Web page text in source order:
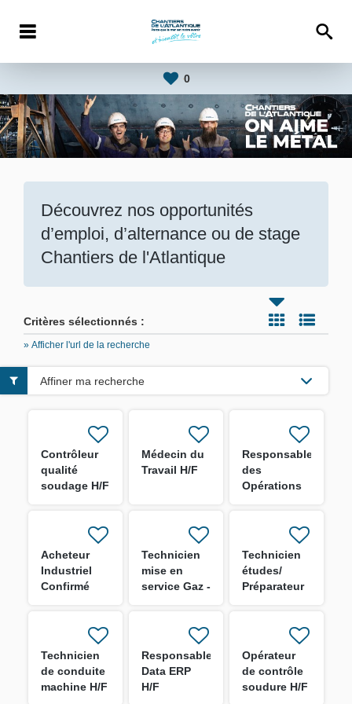
0
Découvrez nos opportunités
d’emploi, d’alternance ou de stage
Chantiers de l'Atlantique
Critères sélectionnés :
» Afficher l'url de la recherche
Contrôleur
qualité
soudage H/F
Médecin du
Travail H/F
Responsable
des
Opérations
Acheteur
Industriel
Confirmé
Technicien
mise en
service Gaz -
Technicien
études/
Préparateur
Technicien
de conduite
machine H/F
Responsable
Data ERP
H/F
Opérateur
de contrôle
soudure H/F
Affiner ma recherche